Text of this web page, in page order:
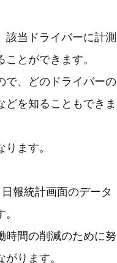
当ドライバーに計測
とができます。
で、どのドライバーの
を知ることもできま
ます。
報統計画面のデータ
時間の削減のために努
ります。